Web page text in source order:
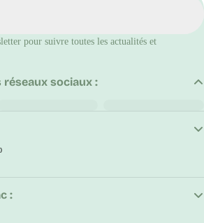
pour suivre toutes les actualités et
:
sociaux :